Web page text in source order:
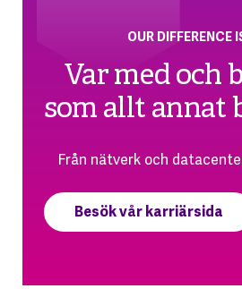
OUR DIFFERENCE
Var med och
som allt annat
Från nätverk och
Besök vår karriärsida